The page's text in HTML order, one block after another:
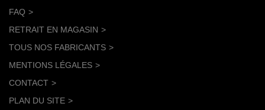
FAQ
RETRAIT EN MAGASIN
TOUS NOS FABRICANTS
MENTIONS LÉGALES
CONTACT
PLAN DU SITE